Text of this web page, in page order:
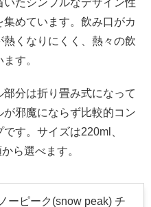
めています。飲み口がカ
くなりにくく、熱々の飲
す。
分は折り畳み式になって
邪魔にならず比較的コン
す。サイズは220ml、
ら選べます。
ーピーク(snow peak) チ